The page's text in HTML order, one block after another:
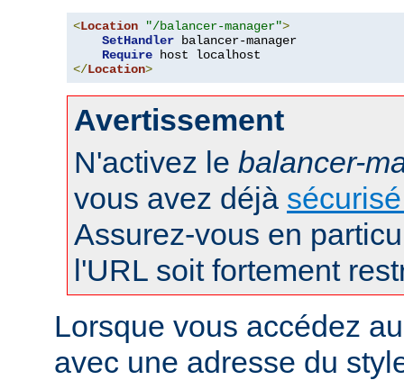
<Location "/balancer-manager">
SetHandler balancer-manager
Require
</Location>
Avertissement
N'activez le balancer-
vous avez déjà
Assurez-vous en
l'URL soit fortement
Lorsque vous accédez
avec une adresse du